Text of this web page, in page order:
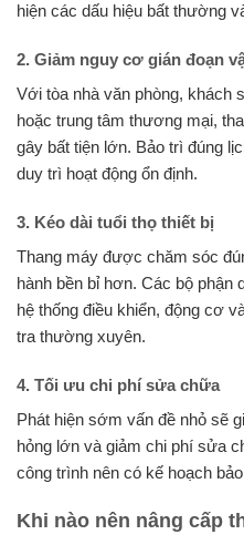
hiện các dấu hiệu bất thường
2. Giảm nguy cơ gián đoạn
Với tòa nhà văn phòng, khách
hoặc trung tâm thương mại,
gây bất tiện lớn. Bảo trì đúng
duy trì hoạt động ổn định.
3. Kéo dài tuổi thọ thiết bị
Thang máy được chăm sóc
hành bền bỉ hơn. Các bộ phận
hệ thống điều khiển, động cơ
tra thường xuyên.
4. Tối ưu chi phí sửa chữa
Phát hiện sớm vấn đề nhỏ sẽ
hỏng lớn và giảm chi phí sửa
công trình nên có kế hoạch
Khi nào nên nâng cấp